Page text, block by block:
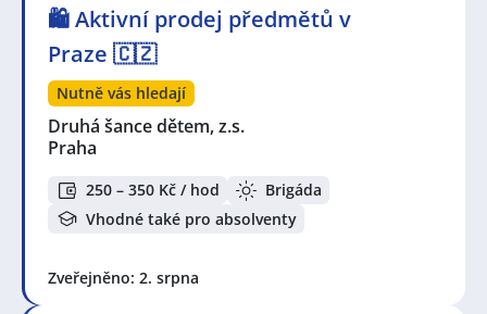
🛍️ Aktivní prodej předmětů v
Praze 🇨🇿
Nutně vás hledají
Druhá šance dětem, z.s.
Praha
250 – 350 Kč / hod
Brigáda
Vhodné také pro absolventy
Zveřejněno: 2. srpna